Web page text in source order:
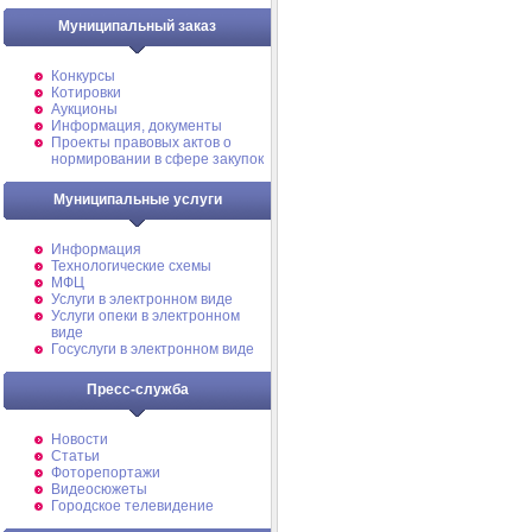
Муниципальный заказ
Конкурсы
Котировки
Аукционы
Информация, документы
Проекты правовых актов о
нормировании в сфере закупок
Муниципальные услуги
Информация
Технологические схемы
МФЦ
Услуги в электронном виде
Услуги опеки в электронном
виде
Госуслуги в электронном виде
Пресс-служба
Новости
Статьи
Фоторепортажи
Видеосюжеты
Городское телевидение